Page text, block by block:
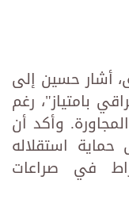
أشار حسين إلى
بامتياز"، رغم
وأكد أن
حماية استقلاله
في صراعات